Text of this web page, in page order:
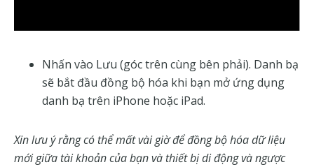
Nhấn vào Lưu (góc trên cùng bên phải). Danh bạ
sẽ bắt đầu đồng bộ hóa khi bạn mở ứng dụng
danh bạ trên iPhone hoặc iPad.
Xin lưu ý rằng có thể mất vài giờ để đồng bộ hóa dữ liệu
mới giữa tài khoản của bạn và thiết bị di động và ngược